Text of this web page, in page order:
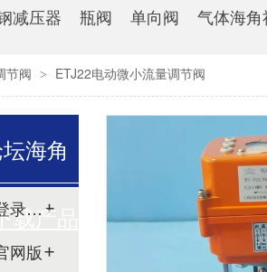
减压器 瓶阀 单向阀 气体海
节阀 > ETJ22电动微小流量调节阀
海角
载产品
海角官网首页登录入口
网版